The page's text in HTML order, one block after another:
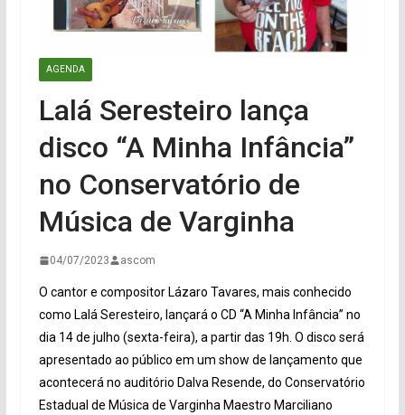
AGENDA
Lalá Seresteiro lança
disco “A Minha Infância”
no Conservatório de
Música de Varginha
04/07/2023 ascom
O cantor e compositor Lázaro Tavares, mais conhecido
como Lalá Seresteiro, lançará o CD “A Minha Infância” no
dia 14 de julho (sexta-feira), a partir das 19h. O disco será
apresentado ao público em um show de lançamento que
acontecerá no auditório Dalva Resende, do Conservatório
Estadual de Música de Varginha Maestro Marciliano